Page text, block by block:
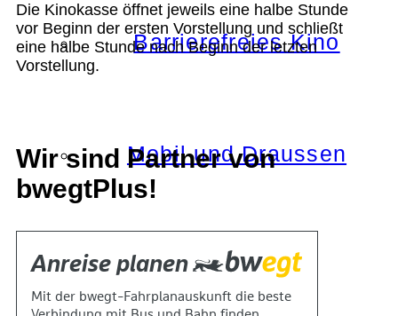
Barrierefreies Kino
Mobil und Draussen
KOKI+
Die Kinokasse öffnet jeweils eine halbe Stunde
vor Beginn der ersten Vorstellung und schließt
eine halbe Stunde nach Beginn der letzten
Vorstellung.
Wir sind Partner von
bwegtPlus!